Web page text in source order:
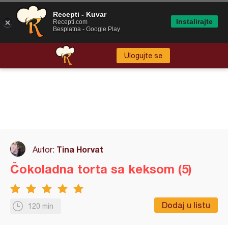
Ulogujte se
Autor: Tina Horvat
120 min Dodaj u listu
Čokoladna torta sa keksom (5)
Recepti - Kuvar
Recepti.com
Besplatna - Google Play
Instalirajte